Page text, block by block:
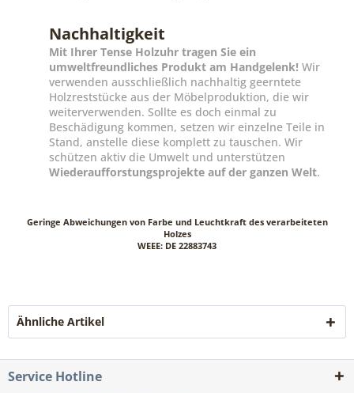
Nachhaltigkeit
Mit Ihrer Tense Holzuhr tragen Sie ein
umweltfreundliches Produkt am Handgelenk! Wir
verwenden ausschließlich nachhaltig geerntete
Holzreststücke aus der Möbelproduktion, die wir
weiterverwenden. Sollte es doch einmal zu
Beschädigung kommen, setzen wir einzelne Teile in
Stand, anstelle diese komplett zu tauschen. Wir
schützen aktiv die Umwelt und unterstützen
Wiederaufforstungsprojekte auf der ganzen Welt.
Geringe Abweichungen von Farbe und Leuchtkraft des verarbeiteten
Holzes
WEEE: DE 22883743
Ähnliche Artikel
Service Hotline